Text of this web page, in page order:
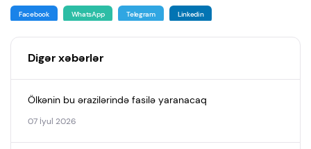
Facebook WhatsApp Telegram Linkedin
Digər xəbərlər
Ölkənin bu ərazilərində fasilə yaranacaq
07 İyul 2026